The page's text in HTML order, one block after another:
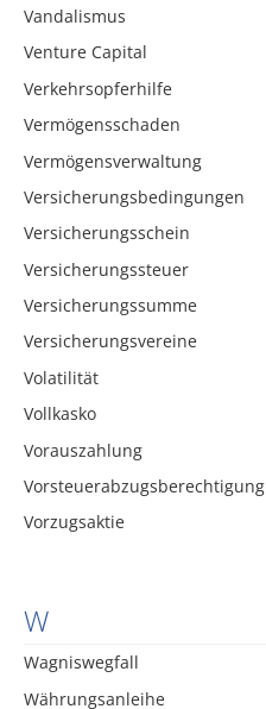
Vandalismus
Venture Capital
Verkehrsopferhilfe
Vermögensschaden
Vermögensverwaltung
Versicherungsbedingungen
Versicherungsschein
Versicherungssteuer
Versicherungssumme
Versicherungsvereine
Volatilität
Vollkasko
Vorauszahlung
Vorsteuerabzugsberechtigung
Vorzugsaktie
W
Wagniswegfall
Währungsanleihe